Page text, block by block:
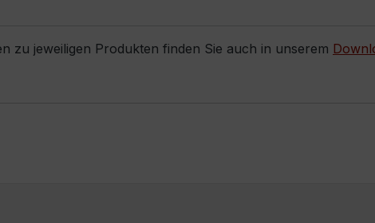
zu jeweiligen Produkten finden Sie auch in unserem